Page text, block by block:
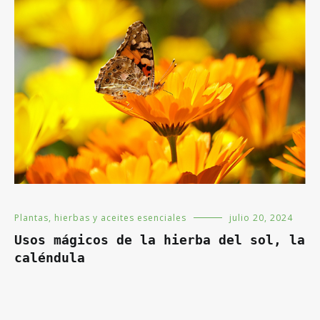
Plantas, hierbas y aceites esenciales julio 20, 2024
Usos mágicos de la hierba del sol, la
caléndula